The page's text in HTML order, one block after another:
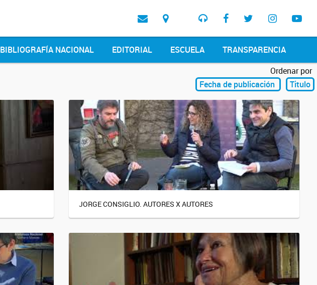
BIBLIOGRAFÍA NACIONAL EDITORIAL ESCUELA TRANSPARENCIA
Ordenar por
Fecha de publicación
Titulo
JORGE CONSIGLIO. AUTORES X AUTORES